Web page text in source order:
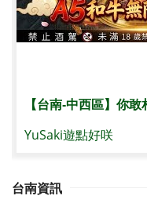
YuSaki遊點好咲
台南資訊